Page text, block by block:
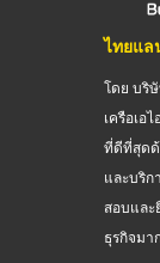
ไทยแล
โดย บริ
เครือเอ
ที่ดีที่สุดด้
และบริก
สอบแล
ธุรกิจมา